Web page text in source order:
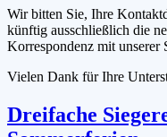
Wir bitten Sie, Ihre
künftig ausschließlich die
Korrespondenz mit unserer
Vielen Dank für Ihre
Dreifache